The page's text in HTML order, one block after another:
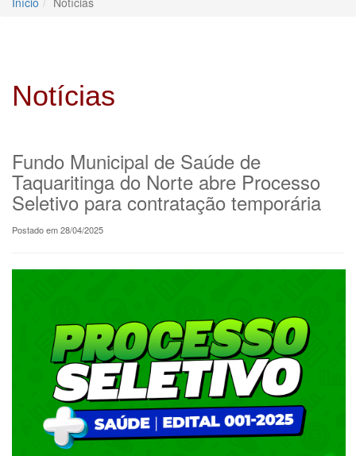
Notícias
Fundo Municipal de Saúde de
Taquaritinga do Norte abre Processo
Seletivo para contratação temporária
Postado em 28/04/2025